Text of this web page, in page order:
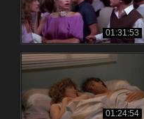
01:31:53
01:24:54